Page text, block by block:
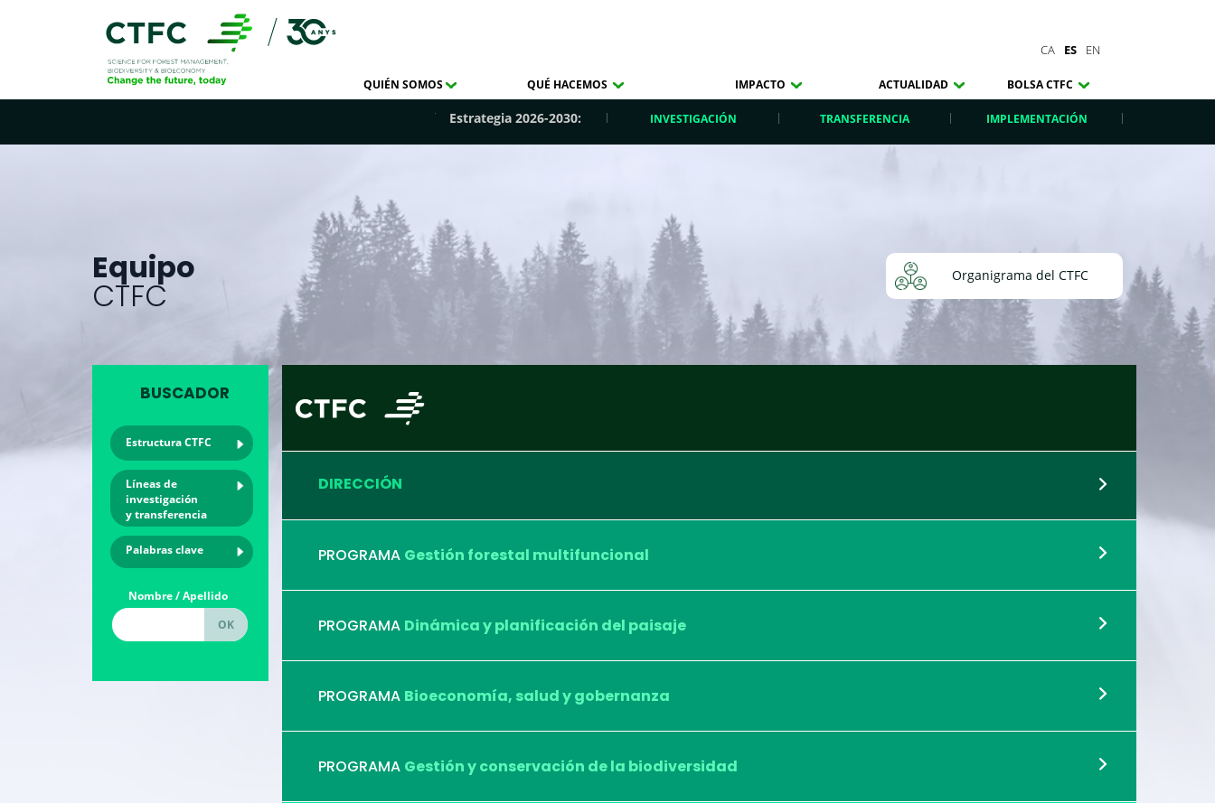
CA ES EN
QUIÉN SOMOS QUÉ HACEMOS IMPACTO ACTUALIDAD BOLSA CTFC
Estrategia 2026-2030: INVESTIGACIÓN TRANSFERENCIA IMPLEMENTACIÓN
Equipo
CTFC
Organigrama del CTFC
BUSCADOR
Estructura CTFC
Líneas de
investigación
y transferencia
Palabras clave
Nombre / Apellido
DIRECCIÓN
PROGRAMA Gestión forestal multifuncional
PROGRAMA Dinámica y planificación del paisaje
PROGRAMA Bioeconomía, salud y gobernanza
PROGRAMA Gestión y conservación de la biodiversidad